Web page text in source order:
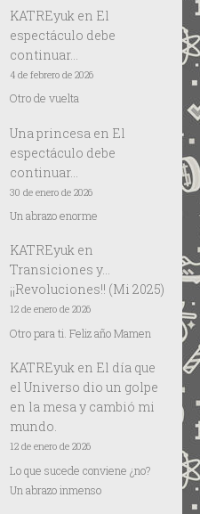
KATREyuken El
espectáculo debe
continuar…
4 de febrero de 2026
Otro de vuelta
Una princesa en El
espectáculo debe
continuar…
30 de enero de 2026
Un abrazo enorme
KATREyuken
Transiciones y…
¡¡Revoluciones!! (Mi 2025)
12 de enero de 2026
Otro para ti. Feliz año Mamen
KATREyuken El día que
el Universo dio un golpe
en la mesa y cambió mi
mundo.
12 de enero de 2026
Lo que sucede conviene ¿no?
Un abrazo inmenso